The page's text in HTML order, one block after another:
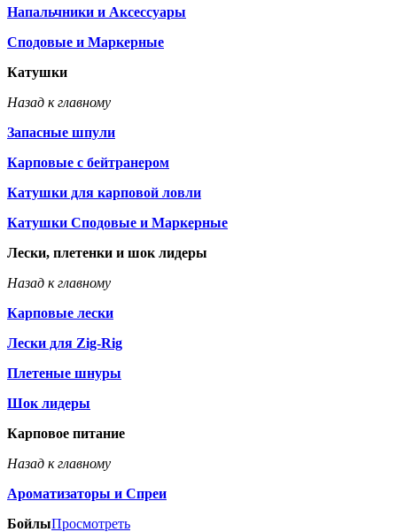
Напальчники и Аксессуары
Сподовые и Маркерные
Катушки
Назад к главному
Запасные шпули
Карповые с бейтранером
Катушки для карповой ловли
Катушки Сподовые и Маркерные
Лески, плетенки и шок лидеры
Назад к главному
Карповые лески
Лески для Zig-Rig
Плетеные шнуры
Шок лидеры
Карповое питание
Назад к главному
Ароматизаторы и Спреи
БойлыПросмотреть